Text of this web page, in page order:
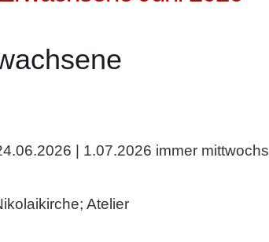
| 1.07.2026 immer mittwochs
Atelier